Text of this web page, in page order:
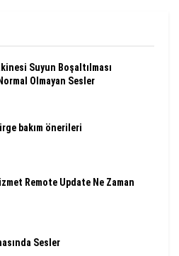
Suyun Boşaltılması
Olmayan Sesler
bakım önerileri
Remote Update Ne Zaman
Sesler